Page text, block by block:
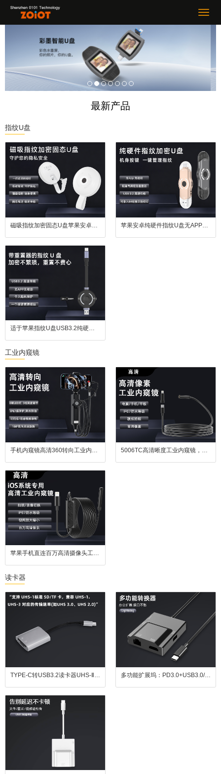
最新产品
指纹U盘
适于苹果指纹U盘USB3.2纯硬件指纹加密U盘
工业内窥镜
苹果手机直连百万高清摄像头工业内窥镜汽车维修防水镜头广角
读卡器
多功能扩展坞：PD3.0+USB3.0/2.0+HDMI + 千兆网口，办公接口扩展一步到位